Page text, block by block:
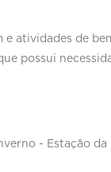
e atividades de
possui
- Estação da